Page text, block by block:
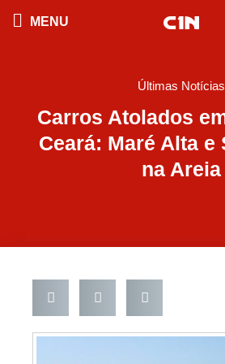
para
MENU
Últimas Notícias
Carros Atolados
Ceará: Maré Alta e
na Areia